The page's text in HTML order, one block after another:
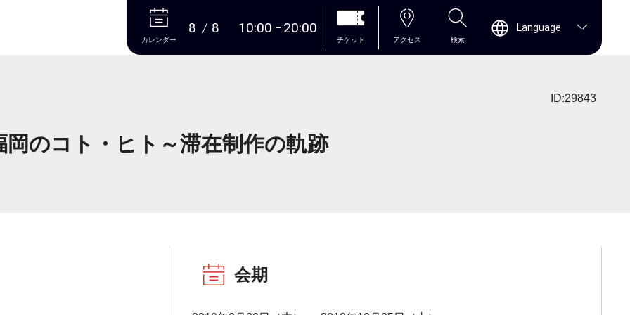
本文へ
カレンダー
8 8 10:00 20:00
チケット アクセス 検索
Language
ID:29843
岡のコト・ヒト～滞在制作の軌跡
会期